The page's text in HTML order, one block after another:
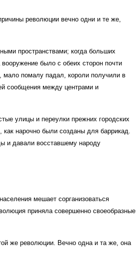
революции вечно одни и те же,
пространствами; когда больших
было с обеих сторон почти
помалу падал, короли получили в
сообщения между центрами и
улицы и переулки прежних городских
нарочно были созданы для баррикад.
и давали восставшему народу
мешает сорганизоваться
приняла совершенно своеобразные
же революции. Вечно одна и та же, она